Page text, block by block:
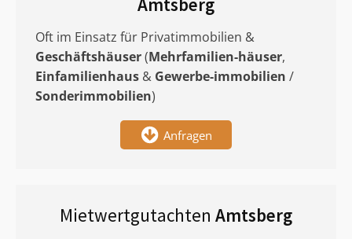
Oft im Einsatz für Privatimmobilien &
Geschäftshäuser(Mehrfamilien-häuser,
Einfamilienhaus & Gewerbe-immobilien /
Sonderimmobilien)
Anfragen
Mietwertgutachten Amtsberg